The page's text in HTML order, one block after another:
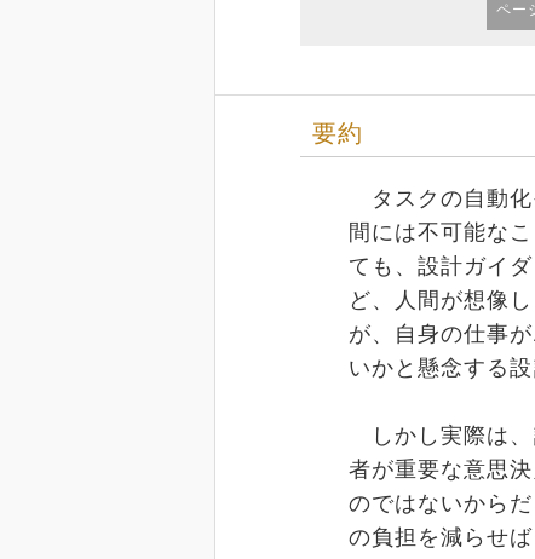
ペー
要約
タスクの自動化
間には不可能な
ても、設計ガイ
ど、人間が想像
が、自身の仕事
いかと懸念する設
しかし実際は、
者が重要な意思
のではないから
の負担を減らせ